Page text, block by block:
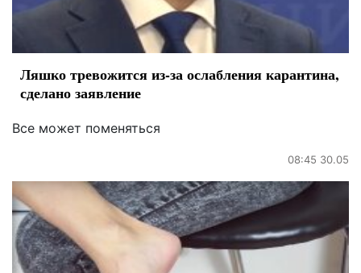
Ляшко тревожится из-за ослабления карантина,
сделано заявление
Все может поменяться
08:45 30.05